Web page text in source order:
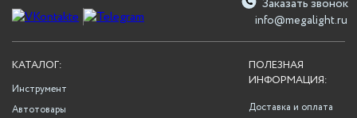
info@megalight.ru
Заказать звонок
ПОЛЕЗНАЯ
ИНФОРМАЦИЯ:
Доставка и оплата
КАТАЛОГ:
Инструмент
Автотовары